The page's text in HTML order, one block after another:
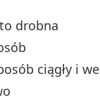
drobna
ciągły i we